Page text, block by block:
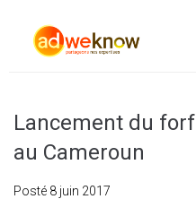
Lancement du
au Cameroun
Posté 8 juin 2017